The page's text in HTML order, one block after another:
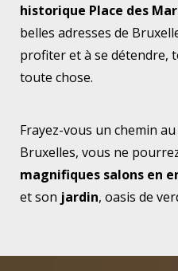
historique Place des
belles adresses de
profiter et à se détendre,
toute chose.
Frayez-vous un chemin
Bruxelles, vous ne
magnifiques salons en
et son jardin, oasis de